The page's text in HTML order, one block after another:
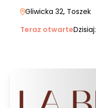
Gliwicka 32, Toszek
Teraz otwarteDzisiaj: